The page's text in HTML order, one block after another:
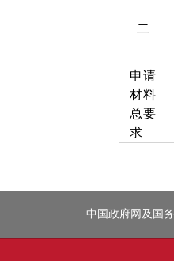
二
申请
材料
总要
求
中国政府网及国